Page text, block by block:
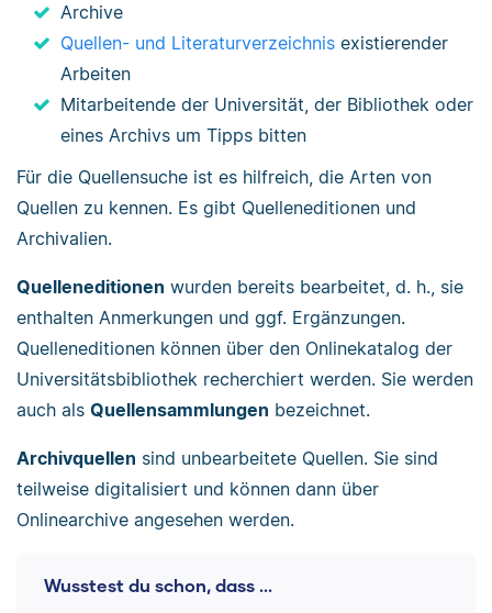
Archive
Quellen- und Literaturverzeichnis existierender
Arbeiten
Mitarbeitende der Universität, der Bibliothek oder
eines Archivs um Tipps bitten
Für die Quellensuche ist es hilfreich, die Arten von
Quellen zu kennen. Es gibt Quelleneditionen und
Archivalien.
Quelleneditionen wurden bereits bearbeitet, d. h., sie
enthalten Anmerkungen und ggf. Ergänzungen.
Quelleneditionen können über den Onlinekatalog der
Universitätsbibliothek recherchiert werden. Sie werden
auch als Quellensammlungen bezeichnet.
Archivquellen sind unbearbeitete Quellen. Sie sind
teilweise digitalisiert und können dann über
Onlinearchive angesehen werden.
Wusstest du schon, dass ...